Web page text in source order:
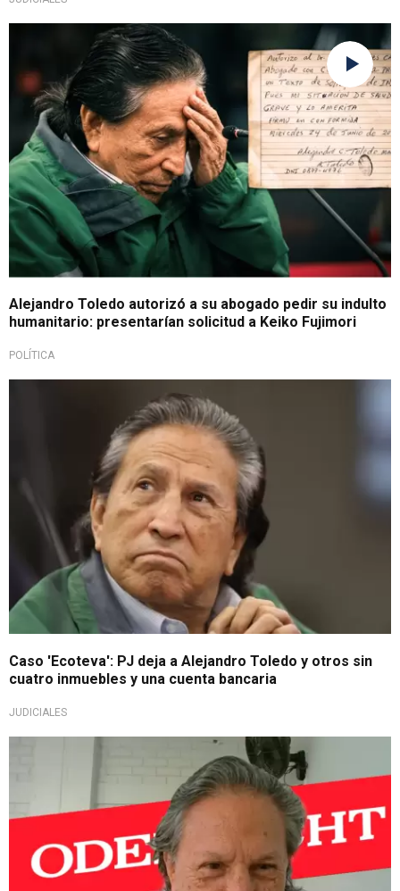
Por grave situación de salud
Alejandro Toledo autorizó a su abogado pedir su indulto
humanitario: presentarían solicitud a Keiko Fujimori
POLÍTICA
Nuevo revés para el exmandatario
Caso 'Ecoteva': PJ deja a Alejandro Toledo y otros sin
cuatro inmuebles y una cuenta bancaria
JUDICIALES